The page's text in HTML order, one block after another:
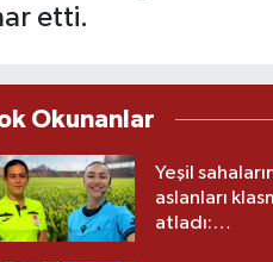
etti.
Okunanlar
Yeşil
aslanları
atladı: